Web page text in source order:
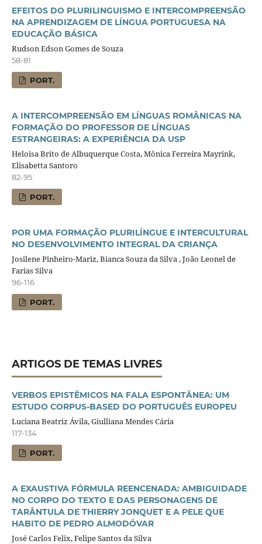
EFEITOS DO PLURILINGUISMO E INTERCOMPREENSÃO
NA APRENDIZAGEM DE LÍNGUA PORTUGUESA NA
EDUCAÇÃO BÁSICA
Rudson Edson Gomes de Souza
58-81
PORT.
A INTERCOMPREENSÃO EM LÍNGUAS ROMÂNICAS NA
FORMAÇÃO DO PROFESSOR DE LÍNGUAS
ESTRANGEIRAS: A EXPERIÊNCIA DA USP
Heloisa Brito de Albuquerque Costa, Mônica Ferreira Mayrink,
Elisabetta Santoro
82-95
PORT.
POR UMA FORMAÇÃO PLURILÍNGUE E INTERCULTURAL
NO DESENVOLVIMENTO INTEGRAL DA CRIANÇA
Josilene Pinheiro-Mariz, Bianca Souza da Silva , João Leonel de
Farias Silva
96-116
PORT.
ARTIGOS DE TEMAS LIVRES
VERBOS EPISTÊMICOS NA FALA ESPONTÂNEA: UM
ESTUDO CORPUS-BASED DO PORTUGUÊS EUROPEU
Luciana Beatriz Ávila, Giulliana Mendes Cária
117-134
PORT.
A EXAUSTIVA FÓRMULA REENCENADA: AMBIGUIDADE
NO CORPO DO TEXTO E DAS PERSONAGENS DE
TARÂNTULA DE THIERRY JONQUET E A PELE QUE
HABITO DE PEDRO ALMODÓVAR
José Carlos Felix, Felipe Santos da Silva